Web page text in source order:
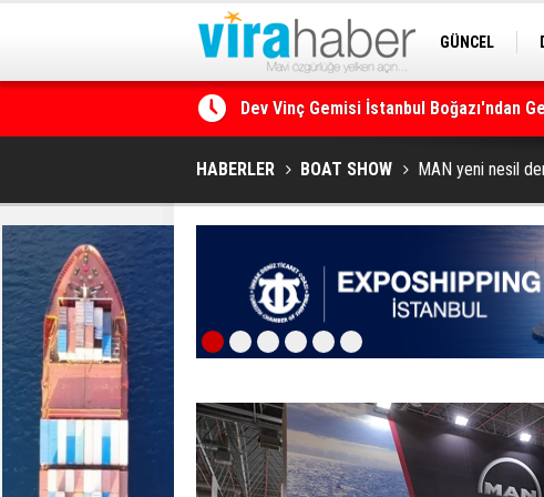
GÜNCEL
Ege Denizi’nin En Büyük Mercan Ormanı
HABERLER BOAT SHOW MAN yeni nesil